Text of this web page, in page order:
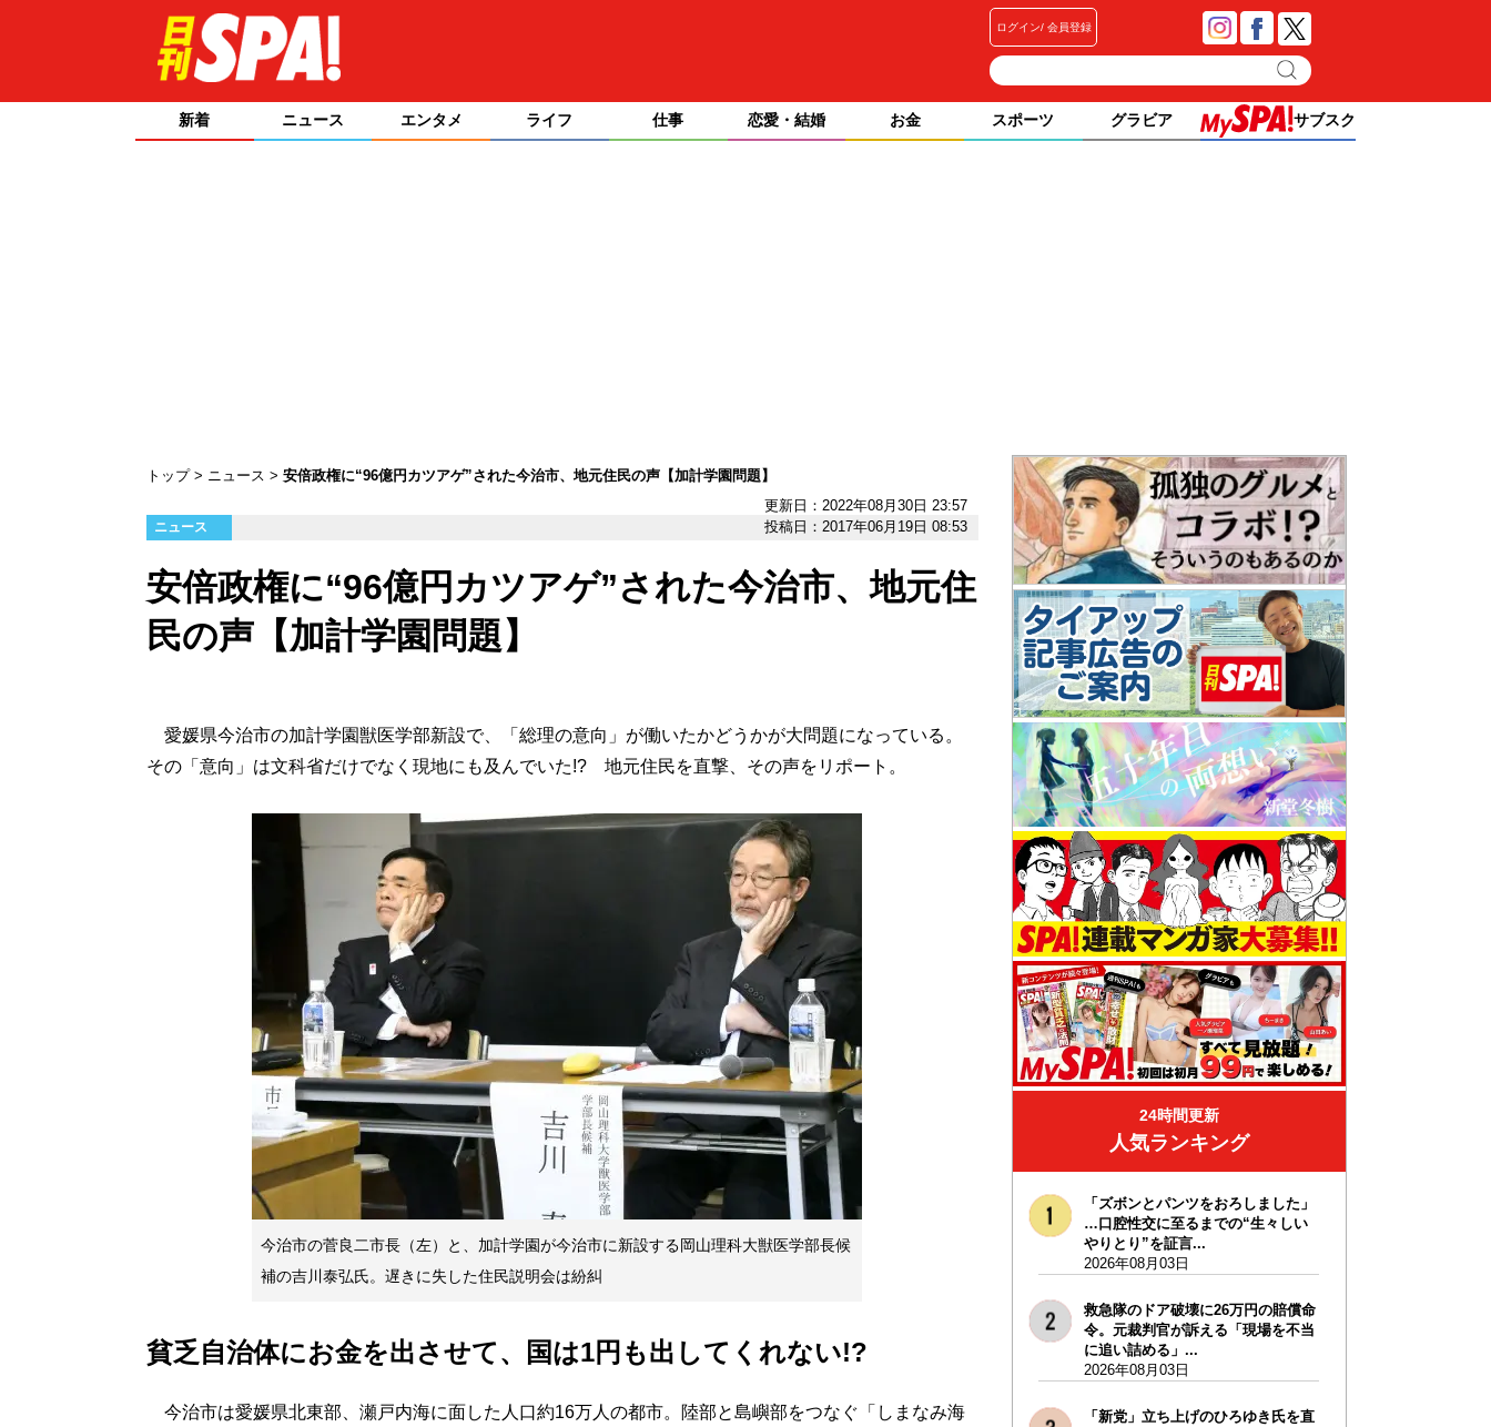
ログイン 会員登録
新着 ニュース エンタメ ライフ 仕事 恋愛・結婚 お金 スポーツ グラビア サブスク
トップ ニュース
安倍政権に“96億円カツアゲ”された今治市、地元住民の声【加計学園問題】
更新日：2022年08月30日 23:57
ニュース 投稿日：2017年06月19日 08:53
安倍政権に“96億円カツアゲ”された今治市、地元住
民の声【加計学園問題】
愛媛県今治市の加計学園獣医学部新設で、「総理の意向」が働いたかどうかが大問題になっている。
その「意向」は文科省だけでなく現地にも及んでいた!? 地元住民を直撃、その声をリポート。
今治市の菅良二市長（左）と、加計学園が今治市に新設する岡山理科大獣医学部長候
補の吉川泰弘氏。遅きに失した住民説明会は紛糾
貧乏自治体にお金を出させて、国は1円も出してくれない!?
今治市は愛媛県北東部、瀬戸内海に面した人口約16万人の都市。陸部と島嶼部をつなぐ「しまなみ海
24時間更新
人気ランキング
「ズボンとパンツをおろしました」
…口腔性交に至るまでの“生々しい
やりとり”を証言...
2026年08月03日
救急隊のドア破壊に26万円の賠償命
令。元裁判官が訴える「現場を不当
に追い詰める」...
2026年08月03日
「新党」立ち上げのひろゆき氏を直